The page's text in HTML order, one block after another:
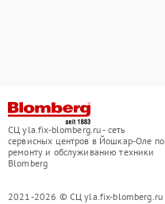
СЦ yla.fix-blomberg.ru - сеть
сервисных центров в Йошкар-Оле по
ремонту и обслуживанию техники
Blomberg
2021-2026 © СЦ yla.fix-blomberg.ru